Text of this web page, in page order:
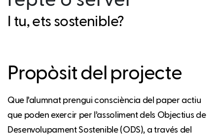
I tu, ets sostenible?
Propòsit del projecte
Que l’alumnat prengui consciència del paper actiu
que poden exercir per l’assoliment dels Objectius de
Desenvolupament Sostenible (ODS), a través del